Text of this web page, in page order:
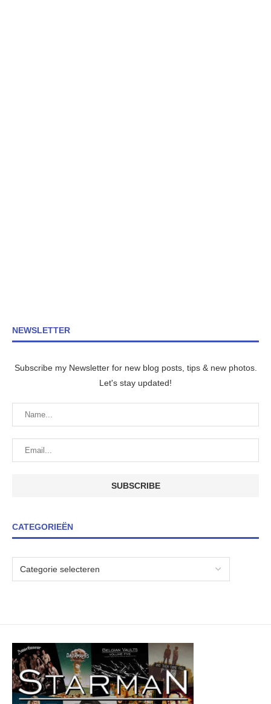
NEWSLETTER
Subscribe my Newsletter for new blog posts, tips & new photos.
Let's stay updated!
CATEGORIEËN